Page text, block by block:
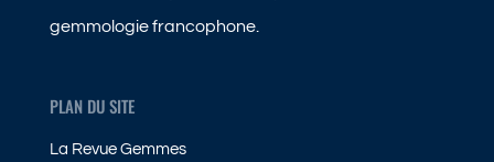
gemmologie francophone.
PLAN DU SITE
La Revue Gemmes